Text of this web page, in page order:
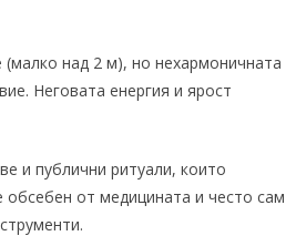
над 2 м), но нехармоничната
Неговата енергия и ярост
и публични ритуали, които
обсебен от медицината и често сам